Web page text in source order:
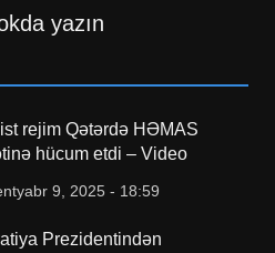
yazın
rejim Qətərdə HƏMAS
hücum etdi – Video
9, 2025 - 18:59
Prezidentindən